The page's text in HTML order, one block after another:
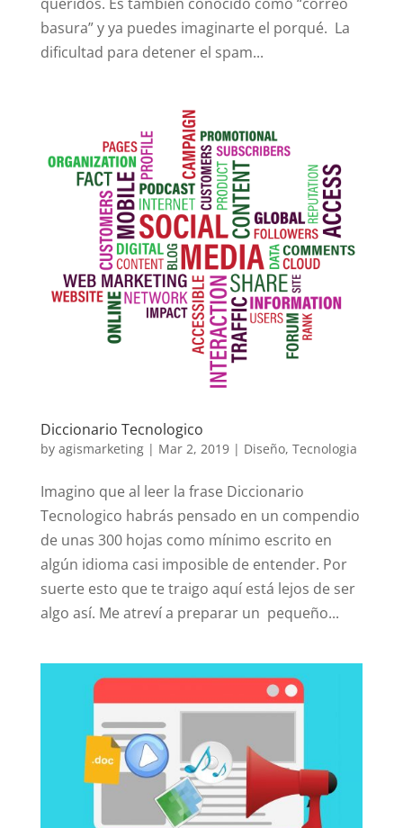
basura” y ya puedes imaginarte el porqué. La
dificultad para detener el spam...
Diccionario Tecnologico
by agismarketing| Mar 2, 2019| Diseño, Tecnologia
Imagino que al leer la frase Diccionario
Tecnologico habrás pensado en un compendio
de unas 300 hojas como mínimo escrito en
algún idioma casi imposible de entender. Por
suerte esto que te traigo aquí está lejos de ser
algo así. Me atreví a preparar un pequeño...